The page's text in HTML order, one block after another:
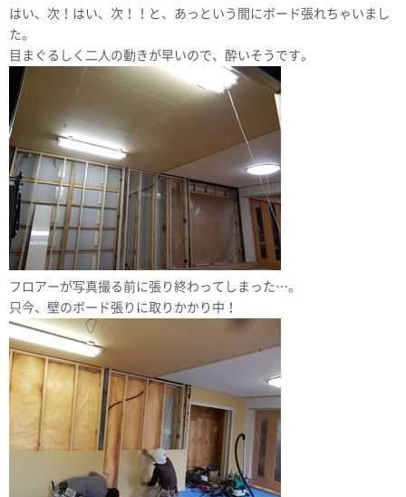
はい、次！はい、次！！と、あっという間にボード張れちゃいまし
た。
目まぐるしく二人の動きが早いので、酔いそうです。
フロアーが写真撮る前に張り終わってしまった…。
只今、壁のボード張りに取りかかり中！